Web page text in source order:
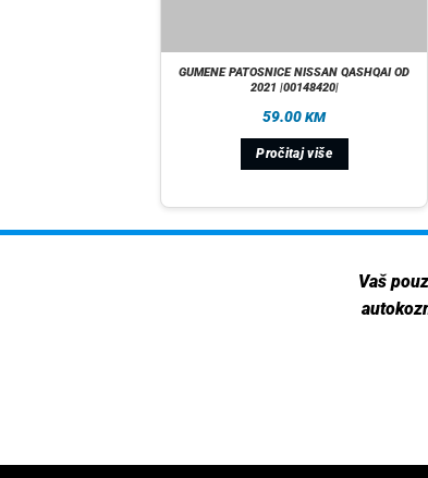
GUMENE PATOSNICE NISSAN QASHQAI OD
2021 |00148420|
59.00 KM
Pročitaj više
Vaš